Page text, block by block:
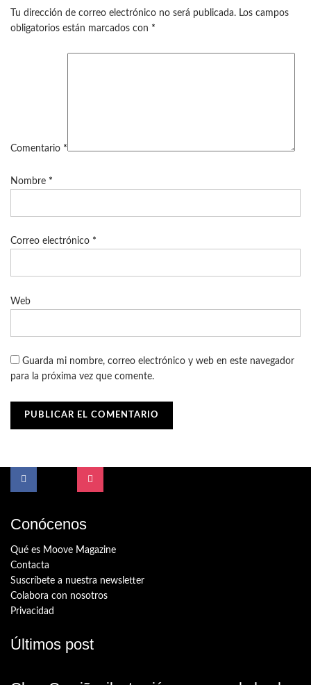
Tu dirección de correo electrónico no será publicada. Los campos
obligatorios están marcados con *
Comentario *
Nombre *
Correo electrónico *
Web
Guarda mi nombre, correo electrónico y web en este navegador
para la próxima vez que comente.
Conócenos
Qué es Moove Magazine
Contacta
Suscríbete a nuestra newsletter
Colabora con nosotros
Privacidad
Últimos post